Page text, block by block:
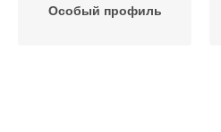
Особый профиль